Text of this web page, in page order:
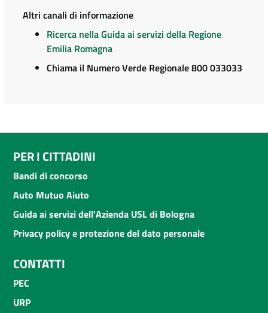
Altri canali di informazione
Ricerca nella Guida ai servizi della Regione
Emilia Romagna
Chiama il Numero Verde Regionale 800 033033
PER I CITTADINI
Bandi di concorso
Auto Mutuo Aiuto
Guida ai servizi dell'Azienda USL di Bologna
Privacy policy e protezione del dato personale
CONTATTI
PEC
URP